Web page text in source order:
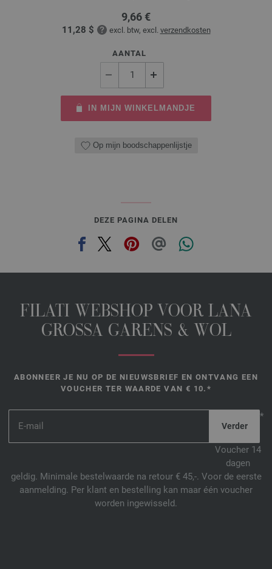
9,66 €
11,28 $ excl. btw, excl. verzendkosten
AANTAL
IN MIJN WINKELMANDJE
Op mijn boodschappenlijstje
DEZE PAGINA DELEN
FILATI WEBSHOP VOOR LANA
GROSSA GARENS & WOL
ABONNEER JE NU OP DE NIEUWSBRIEF EN ONTVANG EEN
VOUCHER TER WAARDE VAN € 10.*
*
Voucher 14
dagen
geldig. Minimale bestelwaarde na retour € 45,-. Voor de eerste
aanmelding. Per klant en bestelling kan maar één voucher
worden ingewisseld.